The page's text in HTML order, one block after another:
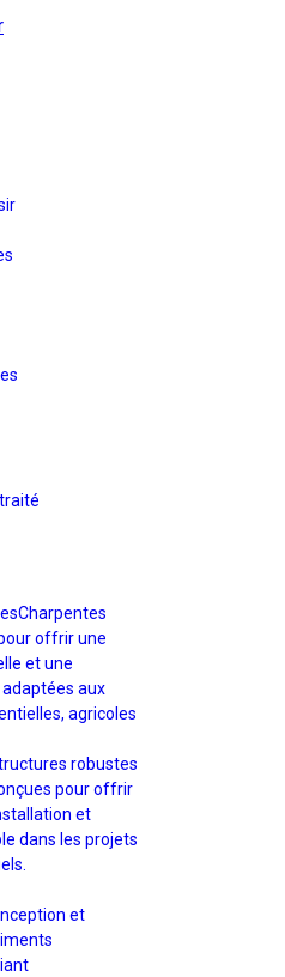
Charpentes
offrir une
et une
aux
agricoles
robustes
pour offrir
et
dans les projets
et